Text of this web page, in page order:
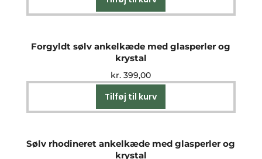
Forgyldt sølv ankelkæde med glasperler og
krystal
kr. 399,00
Tilføj til kurv
Sølv rhodineret ankelkæde med glasperler og
krystal